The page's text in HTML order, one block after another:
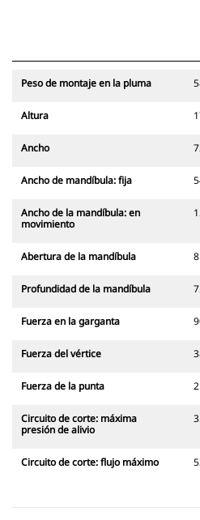
Peso de montaje en la pluma
Altura
Ancho
Ancho de mandíbula: fija
Ancho de la mandíbula: en
movimiento
Abertura de la mandíbula
Profundidad de la mandíbula
Fuerza en la garganta
Fuerza del vértice
Fuerza de la punta
Circuito de corte: máxima
presión de alivio
Circuito de corte: flujo máximo